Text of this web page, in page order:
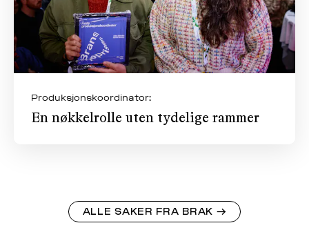
Produksjonskoordinator:
En nøkkelrolle uten tydelige rammer
ALLE SAKER FRA BRAK →